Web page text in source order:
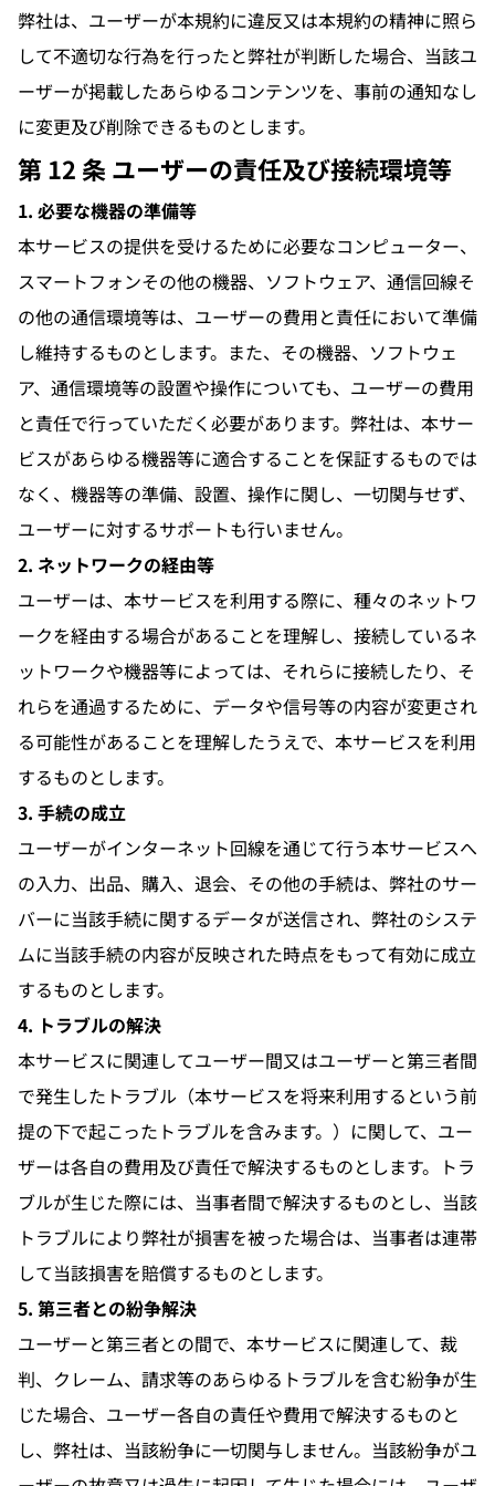
弊社は、ユーザーが本規約に違反又は本規約の精神に照ら
して不適切な行為を行ったと弊社が判断した場合、当該ユ
ーザーが掲載したあらゆるコンテンツを、事前の通知なし
に変更及び削除できるものとします。
第 12 条 ユーザーの責任及び接続環境等
1. 必要な機器の準備等
本サービスの提供を受けるために必要なコンピューター、
スマートフォンその他の機器、ソフトウェア、通信回線そ
の他の通信環境等は、ユーザーの費用と責任において準備
し維持するものとします。また、その機器、ソフトウェ
ア、通信環境等の設置や操作についても、ユーザーの費用
と責任で行っていただく必要があります。弊社は、本サー
ビスがあらゆる機器等に適合することを保証するものでは
なく、機器等の準備、設置、操作に関し、一切関与せず、
ユーザーに対するサポートも行いません。
2. ネットワークの経由等
ユーザーは、本サービスを利用する際に、種々のネットワ
ークを経由する場合があることを理解し、接続しているネ
ットワークや機器等によっては、それらに接続したり、そ
れらを通過するために、データや信号等の内容が変更され
る可能性があることを理解したうえで、本サービスを利用
するものとします。
3. 手続の成立
ユーザーがインターネット回線を通じて行う本サービスへ
の入力、出品、購入、退会、その他の手続は、弊社のサー
バーに当該手続に関するデータが送信され、弊社のシステ
ムに当該手続の内容が反映された時点をもって有効に成立
するものとします。
4. トラブルの解決
本サービスに関連してユーザー間又はユーザーと第三者間
で発生したトラブル（本サービスを将来利用するという前
提の下で起こったトラブルを含みます。）に関して、ユー
ザーは各自の費用及び責任で解決するものとします。トラ
ブルが生じた際には、当事者間で解決するものとし、当該
トラブルにより弊社が損害を被った場合は、当事者は連帯
して当該損害を賠償するものとします。
5. 第三者との紛争解決
ユーザーと第三者との間で、本サービスに関連して、裁
判、クレーム、請求等のあらゆるトラブルを含む紛争が生
じた場合、ユーザー各自の責任や費用で解決するものと
し、弊社は、当該紛争に一切関与しません。当該紛争がユ